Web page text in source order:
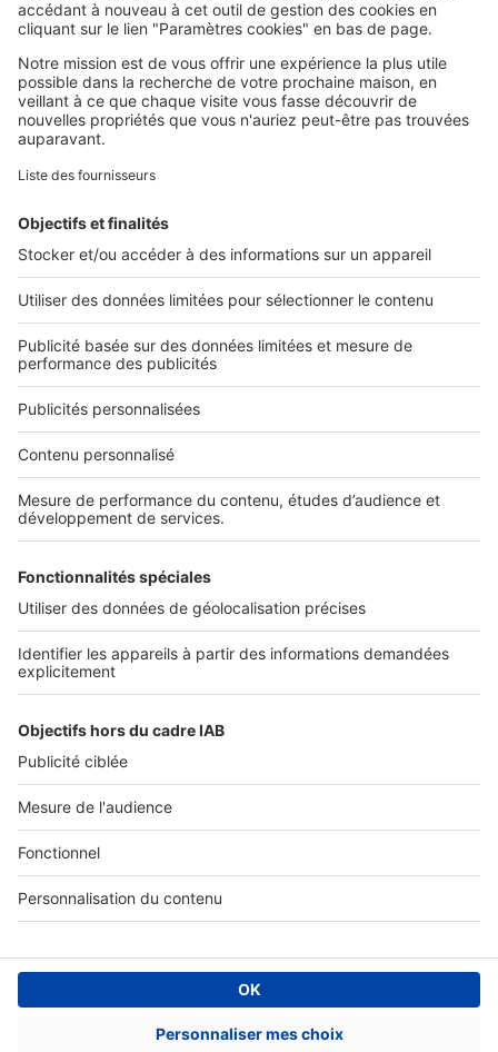
SeLoger c'est aussi
Retrouvez-nous sur ...
L'ENTREPRISE
Qui sommes-nous ?
Nous contacter
Nous recrutons
NOS APPLICATIONS
Découvrez nos applications
Tous nos services pro
Accès client
Mes annonces sur SeLoger
À DÉCOUVRIR
Tout l'immobilier
Toutes les villes
Tous les départements
Toutes les régions
SeLoger © 1992 - 2023
Annonces Immobilières
Paramétrer mes cookies
Conditions Générales d'Utilisation
Fonctionnement de notre site